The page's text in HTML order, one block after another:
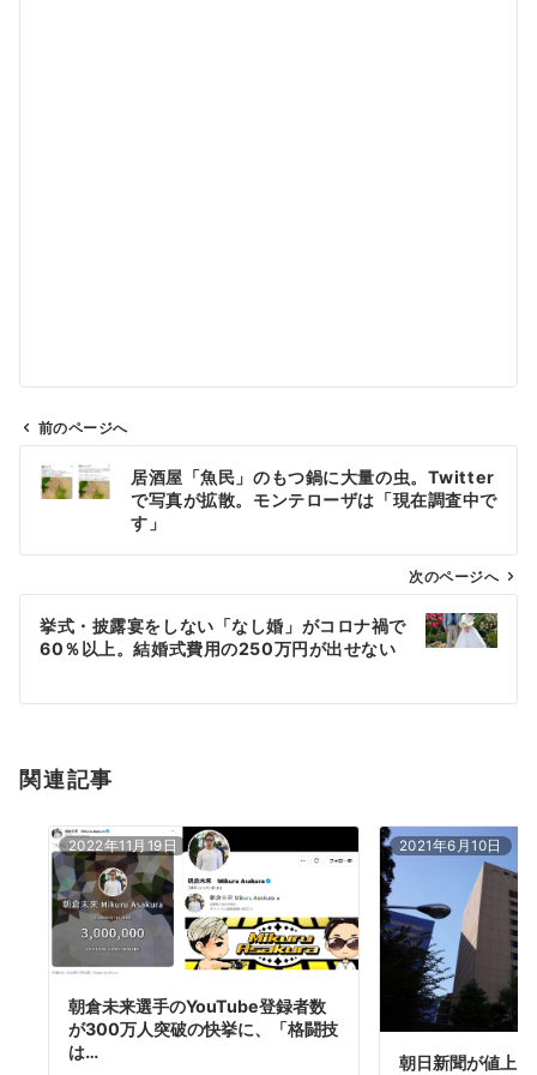
ビ
ン
前のページへ
居酒屋「魚民」のもつ鍋に大量の虫。Twitter
で写真が拡散。モンテローザは「現在調査中で
す」
次のページへ
挙式・披露宴をしない「なし婚」がコロナ禍で
60％以上。結婚式費用の250万円が出せない
関連記事
2022年11月19日
朝倉未来選手のYouTube登録者数
が300万人突破の快挙に、「格闘技
は…
2021年6月10日
朝日新聞が値上